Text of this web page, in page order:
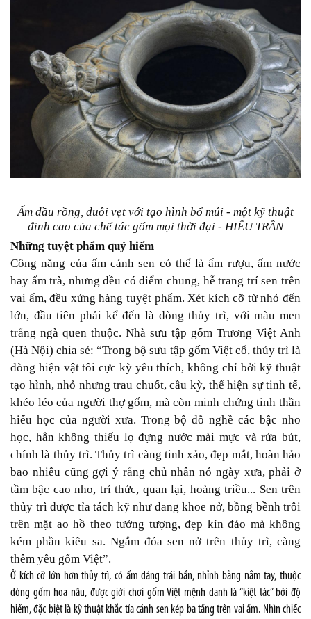
Ấm đầu rồng, đuôi vẹt với tạo hình bổ múi - một kỹ thuật
đỉnh cao của chế tác gốm mọi thời đại - HIẾU TRẦN
Những tuyệt phẩm quý hiếm
Công năng của ấm cánh sen có thể là ấm rượu, ấm nước
hay ấm trà, nhưng đều có điểm chung, hễ trang trí sen trên
vai ấm, đều xứng hàng tuyệt phẩm. Xét kích cỡ từ nhỏ đến
lớn, đầu tiên phải kể đến là dòng thủy trì, với màu men
trắng ngà quen thuộc. Nhà sưu tập gốm Trương Việt Anh
(Hà Nội) chia sẻ: “Trongbộ sưu tập gốm Việt cổ, thủy trì là
dòng hiện vật tôi cực kỳ yêu thích, không chỉ bởi kỹ thuật
tạo hình, nhỏ nhưng trau chuốt, cầu kỳ, thể hiện sự tinh tế,
khéo léo của người thợ gốm, mà còn minh chứng tinh thần
hiếu học của người xưa. Trong bộ đồ nghề các bậc nho
học, hẳn không thiếu lọ đựng nước mài mực và rửa bút,
chính là thủy trì. Thủy trì càng tinh xảo, đẹp mắt, hoàn hảo
bao nhiêu cũng gợi ý rằng chủ nhân nó ngày xưa, phải ở
tầm bậc cao nho, trí thức, quan lại, hoàng triều... Sen trên
thủy trì được tỉa tách kỹ như đang khoe nở, bồng bềnh trôi
trên mặt ao hồ theo tưởng tượng, đẹp kín đáo mà không
kém phần kiêu sa. Ngắm đóa sen nở trên thủy trì, càng
thêm yêu gốm Việt”.
Ở kích cỡ lớn hơn thủy trì, có ấm dáng trái bần, nhỉnh bằng nắm tay, thuộc
dòng gốm hoa nâu, được giới chơi gốm Việt mệnh danh là “kiệt tác” bởi độ
hiếm, đặc biệt là kỹ thuật khắc tỉa cánh sen kép ba tầng trên vai ấm. Nhìn chiếc